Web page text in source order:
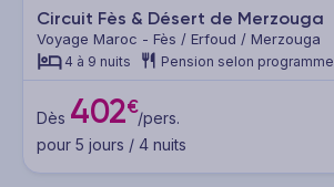
Circuit Fès & Désert de Merzouga
Voyage Maroc - Fès / Erfoud / Merzouga
4 à 9 nuits Pension selon programme
Dès 402€/pers.
pour 5 jours / 4 nuits